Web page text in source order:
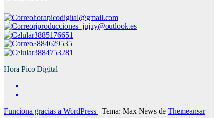
horapicodigital@gmail.com
rjproducciones_jujuy@outlook.es
3885176651
3884629535
3884753281
Hora Pico Digital
Funciona gracias a WordPress Tema: Max News de Themeansar